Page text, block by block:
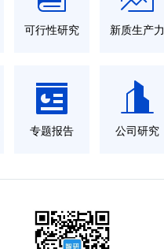
可行性研究 新质生产力
专题报告 公司研究